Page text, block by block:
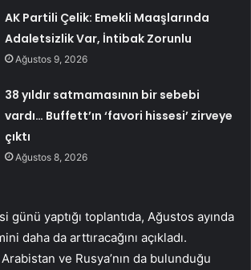
AK Partili Çelik: Emekli Maaşlarında
Adaletsizlik Var, İntibak Zorunlu
Ağustos 9, 2026
38 yıldır satmamasının bir sebebi
vardı… Buffett’ın ‘favori hissesi’ zirveye
çıktı
Ağustos 8, 2026
günü yaptığı toplantıda, Ağustos ayında
daha da arttıracağını açıkladı.
ve Rusya’nın da bulunduğu